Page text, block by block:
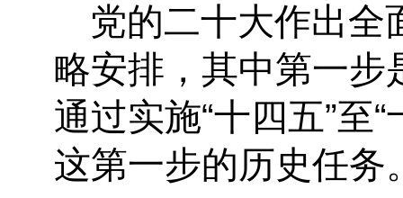
党的二十大作出全
略安排，其中第一步
通过实施“十四五”至
这第一步的历史任务